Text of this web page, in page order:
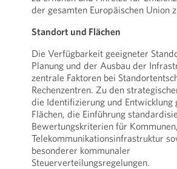
der gesamten Europäischen Union
Standort und Flächen
Die Verfügbarkeit geeigneter
Planung und der Ausbau der
zentrale Faktoren bei
Rechenzentren. Zu den
die Identifizierung und Entwicklung
Flächen, die Einführung
Bewertungskriterien für
Telekommunikationsinfrastruktur
besonderer kommunaler
Steuerverteilungsregelungen.